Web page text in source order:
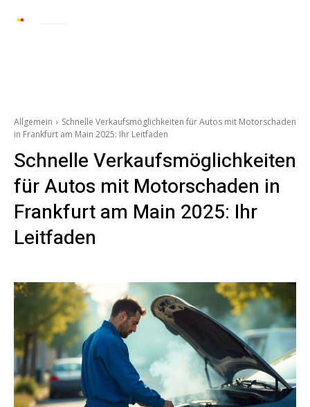
Allgemein
Schnelle Verkaufsmöglichkeiten für Autos mit Motorschaden
in Frankfurt am Main 2025: Ihr Leitfaden
Schnelle Verkaufsmöglichkeiten
für Autos mit Motorschaden in
Frankfurt am Main 2025: Ihr
Leitfaden